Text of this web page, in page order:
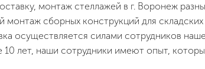
монтаж стеллажей в г. Воронеж
монтаж сборных конструкций для
осуществляется силами сотрудников
лет, наши сотрудники имеют опыт,